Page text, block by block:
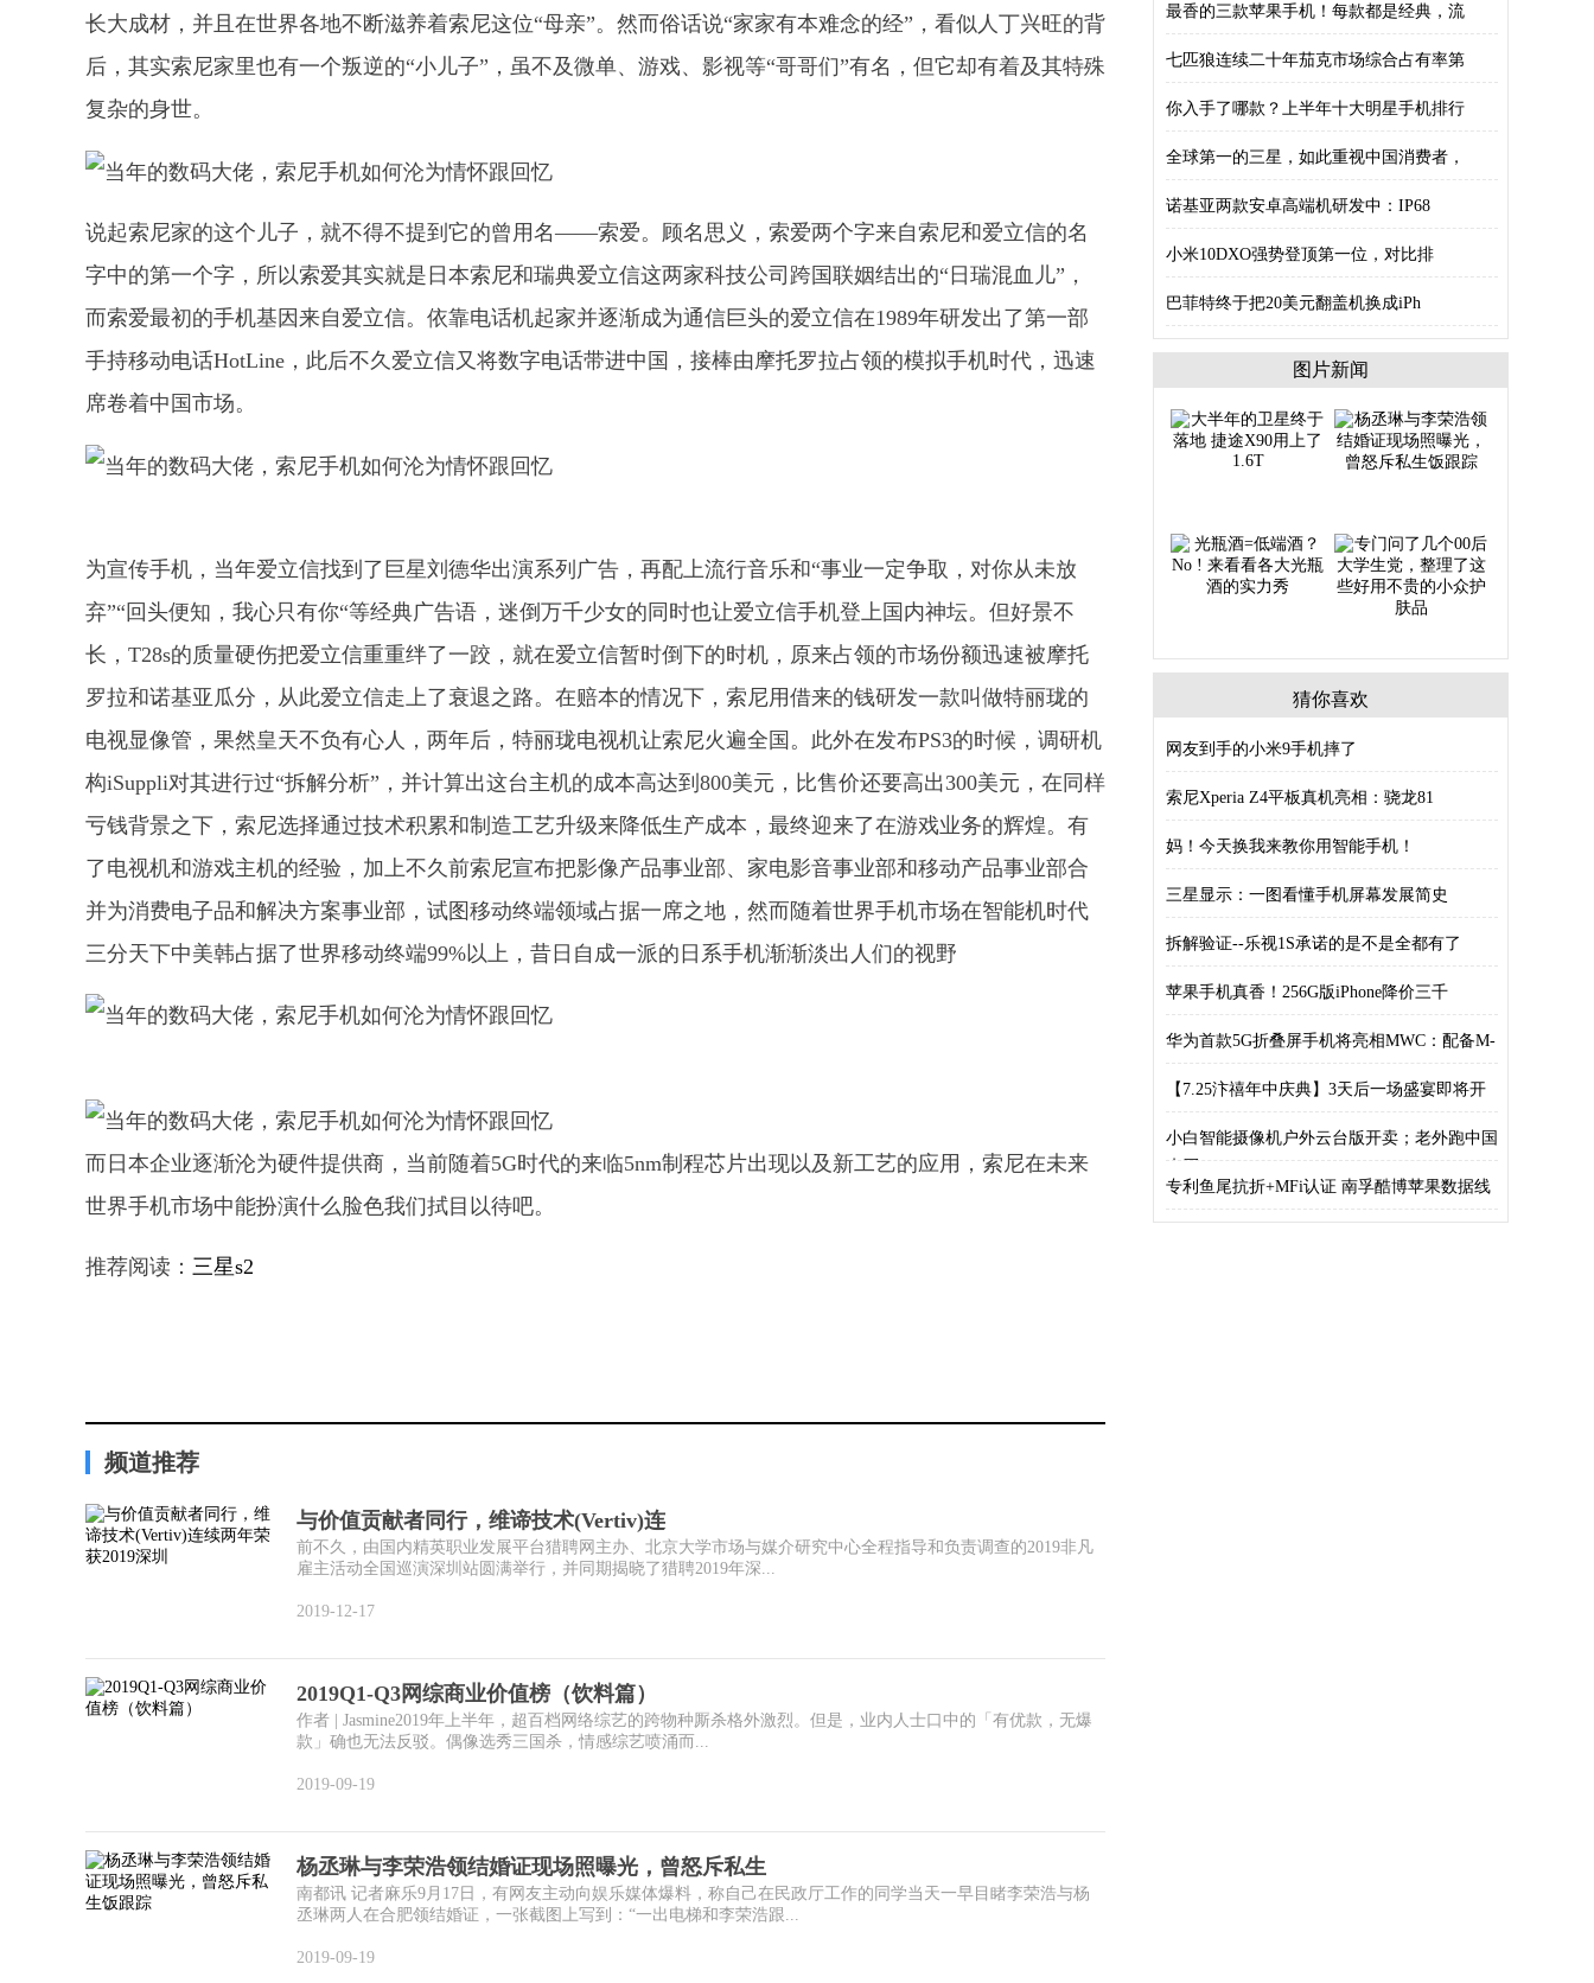
长大成材，并且在世界各地不断滋养着索尼这位“母亲”。然而俗话说“家家有本难念的经”，看似人丁兴旺的背
后，其实索尼家里也有一个叛逆的“小儿子”，虽不及微单、游戏、影视等“哥哥们”有名，但它却有着及其特殊
复杂的身世。
说起索尼家的这个儿子，就不得不提到它的曾用名——索爱。顾名思义，索爱两个字来自索尼和爱立信的名
字中的第一个字，所以索爱其实就是日本索尼和瑞典爱立信这两家科技公司跨国联姻结出的“日瑞混血儿”，
而索爱最初的手机基因来自爱立信。依靠电话机起家并逐渐成为通信巨头的爱立信在1989年研发出了第一部
手持移动电话HotLine，此后不久爱立信又将数字电话带进中国，接棒由摩托罗拉占领的模拟手机时代，迅速
席卷着中国市场。
为宣传手机，当年爱立信找到了巨星刘德华出演系列广告，再配上流行音乐和“事业一定争取，对你从未放
弃”“回头便知，我心只有你“等经典广告语，迷倒万千少女的同时也让爱立信手机登上国内神坛。但好景不
长，T28s的质量硬伤把爱立信重重绊了一跤，就在爱立信暂时倒下的时机，原来占领的市场份额迅速被摩托
罗拉和诺基亚瓜分，从此爱立信走上了衰退之路。在赔本的情况下，索尼用借来的钱研发一款叫做特丽珑的
电视显像管，果然皇天不负有心人，两年后，特丽珑电视机让索尼火遍全国。此外在发布PS3的时候，调研机
构iSuppli对其进行过“拆解分析”，并计算出这台主机的成本高达到800美元，比售价还要高出300美元，在同样
亏钱背景之下，索尼选择通过技术积累和制造工艺升级来降低生产成本，最终迎来了在游戏业务的辉煌。有
了电视机和游戏主机的经验，加上不久前索尼宣布把影像产品事业部、家电影音事业部和移动产品事业部合
并为消费电子品和解决方案事业部，试图移动终端领域占据一席之地，然而随着世界手机市场在智能机时代
三分天下中美韩占据了世界移动终端99%以上，昔日自成一派的日系手机渐渐淡出人们的视野
而日本企业逐渐沦为硬件提供商，当前随着5G时代的来临5nm制程芯片出现以及新工艺的应用，索尼在未来
世界手机市场中能扮演什么脸色我们拭目以待吧。
推荐阅读： 三星s2
频道推荐
与价值贡献者同行，维谛技术(Vertiv)连
前不久，由国内精英职业发展平台猎聘网主办、北京大学市场与媒介研究中心全程指导和负责调查的2019非凡
雇主活动全国巡演深圳站圆满举行，并同期揭晓了猎聘2019年深...
2019-12-17
2019Q1-Q3网综商业价值榜（饮料篇）
作者 | Jasmine2019年上半年，超百档网络综艺的跨物种厮杀格外激烈。但是，业内人士口中的「有优款，无爆
款」确也无法反驳。偶像选秀三国杀，情感综艺喷涌而...
2019-09-19
杨丞琳与李荣浩领结婚证现场照曝光，曾怒斥私生
南都讯 记者麻乐9月17日，有网友主动向娱乐媒体爆料，称自己在民政厅工作的同学当天一早目睹李荣浩与杨
丞琳两人在合肥领结婚证，一张截图上写到：“一出电梯和李荣浩跟...
2019-09-19
最香的三款苹果手机！每款都是经典，流
七匹狼连续二十年茄克市场综合占有率第
你入手了哪款？上半年十大明星手机排行
全球第一的三星，如此重视中国消费者，
诺基亚两款安卓高端机研发中：IP68
小米10DXO强势登顶第一位，对比排
巴菲特终于把20美元翻盖机换成iPh
图片新闻
猜你喜欢
网友到手的小米9手机摔了
索尼Xperia Z4平板真机亮相：骁龙81
妈！今天换我来教你用智能手机！
三星显示：一图看懂手机屏幕发展简史
拆解验证--乐视1S承诺的是不是全都有了
苹果手机真香！256G版iPhone降价三千
华为首款5G折叠屏手机将亮相MWC：配备M-
【7.25汴禧年中庆典】3天后一场盛宴即将开
小白智能摄像机户外云台版开卖；老外跑中国
来买
专利鱼尾抗折+MFi认证 南孚酷博苹果数据线